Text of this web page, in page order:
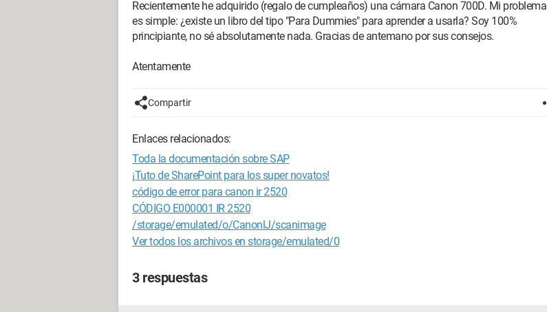
Recientemente he adquirido (regalo de cumpleaños) una cámara Canon 700D. Mi problema
es simple: ¿existe un libro del tipo "Para Dummies" para aprender a usarla? Soy 100%
principiante, no sé absolutamente nada. Gracias de antemano por sus consejos.
Atentamente
Compartir
Enlaces relacionados:
Toda la documentación sobre SAP
¡Tuto de SharePoint para los super novatos!
código de error para canon ir 2520
CÓDIGO E000001 IR 2520
/storage/emulated/o/CanonlJ/scanimage
Ver todos los archivos en storage/emulated/0
3 respuestas